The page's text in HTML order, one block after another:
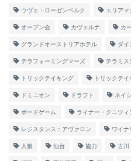
ウヴェ・ローゼンベルク エリアマ
オープン会 カヴェルナ カ
グランドオーストリアホテル ダイ
テラフォーミングマーズ テラミス
トリックテイキング トリックテ
ドミニオン ドラフト ネイ
ボードゲーム ライナー・クニツィ
レジスタンス：アヴァロン ワイナ
人狼 仙台 協力 古川